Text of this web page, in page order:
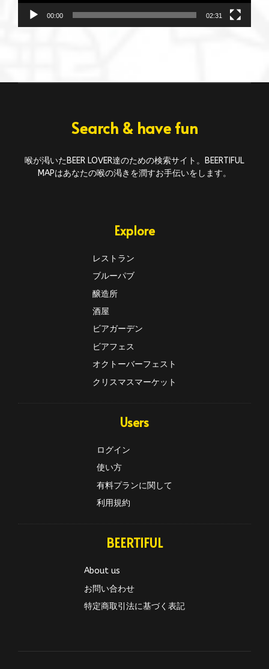
00:00 02:31
Search & have fun
喉が渇いたBEER LOVER達のための検索サイト。BEERTIFUL
MAPはあなたの喉の渇きを潤すお手伝いをします。
Explore
レストラン
ブルーパブ
醸造所
酒屋
ビアガーデン
ビアフェス
オクトーバーフェスト
クリスマスマーケット
Users
ログイン
使い方
有料プランに関して
利用規約
BEERTIFUL
About us
お問い合わせ
特定商取引法に基づく表記